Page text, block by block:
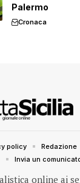
Palermo
Cronaca
online ai
policy Redazione
Invia un